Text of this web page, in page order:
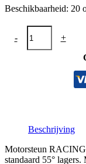
Beschikbaarheid: 20
-
Motorsteun
RACING
+
Beschrijving
Motorsteun RACING
standaard 55°